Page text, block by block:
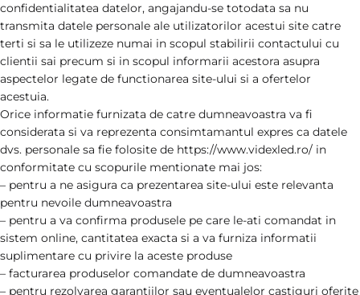
confidentialitatea datelor, angajandu-se totodata sa nu
transmita datele personale ale utilizatorilor acestui site catre
terti si sa le utilizeze numai in scopul stabilirii contactului cu
clientii sai precum si in scopul informarii acestora asupra
aspectelor legate de functionarea site-ului si a ofertelor
acestuia.
Orice informatie furnizata de catre dumneavoastra va fi
considerata si va reprezenta consimtamantul expres ca datele
dvs. personale sa fie folosite de https://www.videxled.ro/ in
conformitate cu scopurile mentionate mai jos:
– pentru a ne asigura ca prezentarea site-ului este relevanta
pentru nevoile dumneavoastra
– pentru a va confirma produsele pe care le-ati comandat in
sistem online, cantitatea exacta si a va furniza informatii
suplimentare cu privire la aceste produse
– facturarea produselor comandate de dumneavoastra
– pentru rezolvarea garantiilor sau eventualelor castiguri oferite